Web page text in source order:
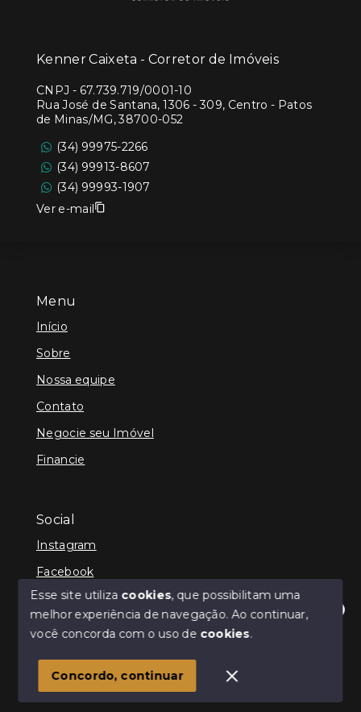
Olá! Estamos disponíveis para te ajudar.
Menu
Início
Sobre
Nossa equipe
Contato
Negocie seu Imóvel
Financie
Social
Instagram
Facebook
© Copyright 2026 - Kenner Caixeta - Corretor de
SITE PARA IMOBILIARIA
Kenner Caixeta - Corretor de Imóveis
CNPJ - 67.739.719/0001-10
Rua José de Santana, 1306 - 309, Centro - Patos
de Minas/MG, 38700-052
(34) 99975-2266
(34) 99913-8607
(34) 99993-1907
Ver e-mail
Esse site utiliza cookies, que possibilitam uma
melhor experiência de navegação.Ao continuar,
você concorda com o uso de cookies.
Concordo, continuar